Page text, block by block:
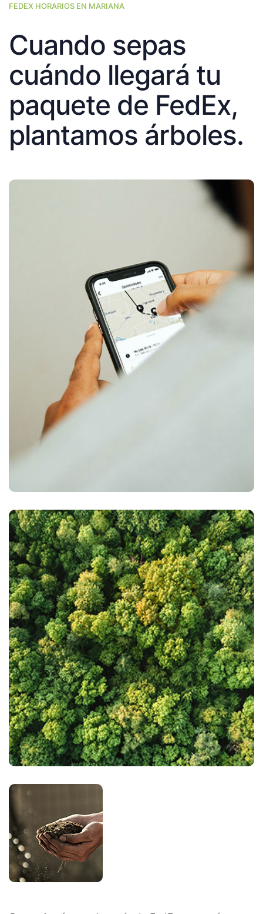
FEDEX HORARIOS EN MARIANA
Cuando sepas
cuándo llegará tu
paquete de FedEx,
plantamos árboles.